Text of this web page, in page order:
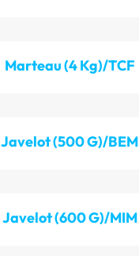
Marteau (4 Kg)/TCF
Javelot (500 G)/BEM
Javelot (600 G)/MIM